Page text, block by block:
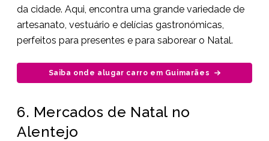
da cidade. Aqui, encontra uma grande variedade de
artesanato, vestuário e delícias gastronómicas,
perfeitos para presentes e para saborear o Natal.
Saiba onde alugar carro em Guimarães
6. Mercados de Natal no
Alentejo